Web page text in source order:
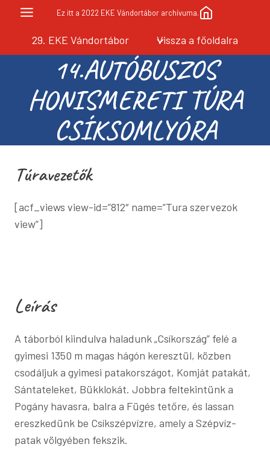
content
Ez itt a 2022 EKE Vándortábor archívuma.
29. EKE Vándortábor Vissza a főoldalra
14.AUTÓBUSZOS
HONISMERETI TÚRA
CSÍKSOMLYÓRA
Túravezetők
[acf_views view-id=”812″ name=”Tura szervezok
view”]
Leírás
A táborból kiindulva haladunk „Csíkország” felé a
gyimesi 1350 m magas hágón keresztül, közben
csodáljuk a gyimesi patakországot, Komját patakát,
Sántateleket, Bükklokát. Jobbra feltekintünk a
Pogány havasra, balra a Fügés tetőre, és lassan
ereszkedünk be Csíkszépvízre, amely a Szépvíz-
patak völgyében fekszik.